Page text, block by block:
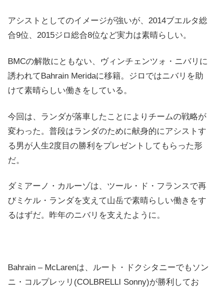
アシストとしてのイメージが強いが、2014ブエルタ総
合9位、2015ジロ総合8位など実力は素晴らしい。
BMCの解散にともない、ヴィンチェンツォ・ニバリに
誘われてBahrain Meridaに移籍。ジロではニバリを助
けて素晴らしい働きをしている。
今回は、ランダが落車したことによりチームの戦略が
変わった。普段はランダのために献身的にアシストす
る男が人生2度目の勝利をプレゼントしてもらった形
だ。
ダミアーノ・カルーゾは、ツール・ド・フランスで再
びミケル・ランダを支えて山岳で素晴らしい働きをす
るはずだ。昨年のニバリを支えたように。
Bahrain – McLarenは、ルート・ドクシタニーでもソン
ニ・コルプレッリ (COLBRELLI Sonny)が勝利してお